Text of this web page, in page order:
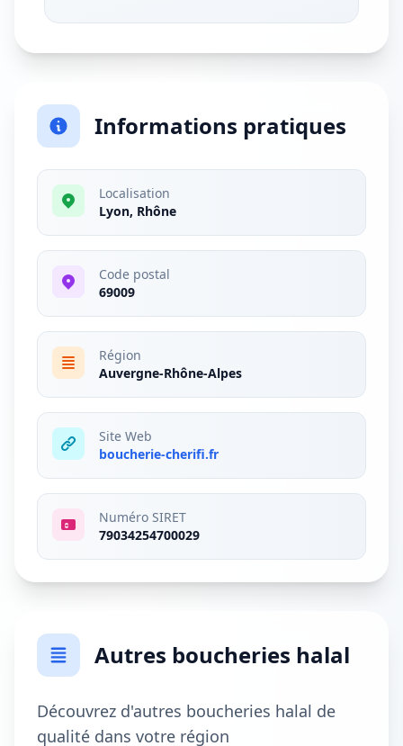
Informations pratiques
Localisation
Lyon, Rhône
Code postal
69009
Région
Auvergne-Rhône-Alpes
Site Web
boucherie-cherifi.fr
Numéro SIRET
79034254700029
Autres boucheries halal
Découvrez d'autres boucheries halal de
qualité dans votre région